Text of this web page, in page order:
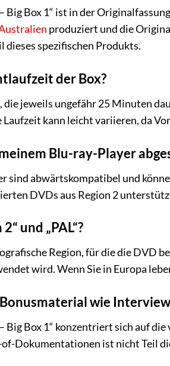
Big Box 1“ ist in der
produziert und die
dieses spezifischen Produkts.
der Box?
die jeweils ungefähr 25 Minuten
Laufzeit kann leicht variieren, da
Blu-ray-Player
sind abwärtskompatibel und
DVDs aus Region 2
und „PAL“?
Region, für die die DVD
wird. Wenn Sie in Europa
wie
Big Box 1“ konzentriert sich auf
Dokumentationen ist nicht Teil